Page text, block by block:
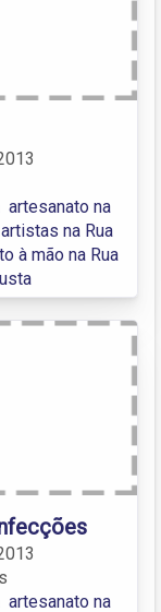
artesanato na
artistas na Rua
à mão na Rua
artesanato na